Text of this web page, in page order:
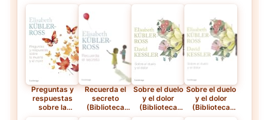
Kübler-Ross)
electrónico
(Biblioteca
Elisabeth
Kübler-Ross)
Preguntas y
respuestas
sobre la
Recuerda el
secreto
(Biblioteca
Sobre el duelo
y el dolor
(Biblioteca
Sobre el duelo
y el dolor
(Biblioteca